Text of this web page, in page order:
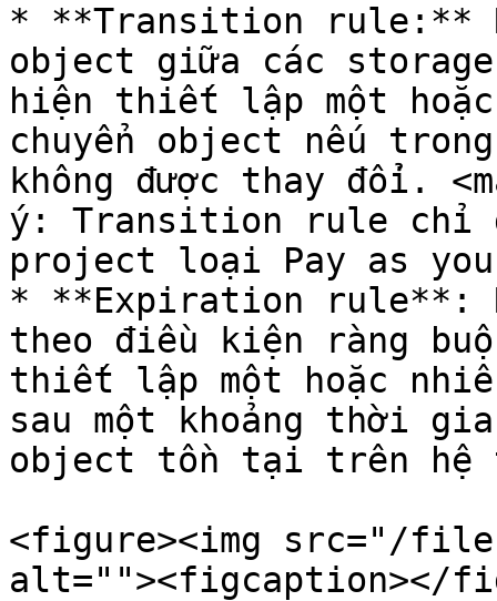
* **Transition rule:**
object giữa các
hiện thiết lập một
chuyển object nếu
không được thay đổi.
ý: Transition rule chỉ
project loại Pay as you
* **Expiration rule**:
theo điều kiện ràng
thiết lập một hoặc
sau một khoảng thời
object tồn tại trên hệ
<figure><img src="/files/
alt=""><figcaption></